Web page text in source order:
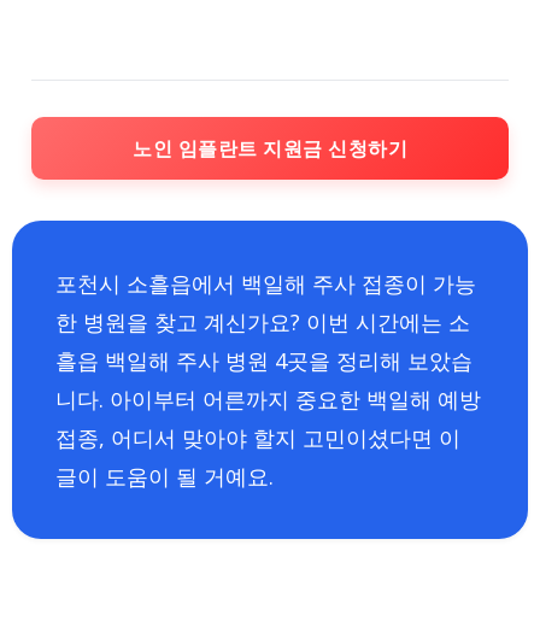
노인 임플란트 지원금 신청하기
포천시 소흘읍에서 백일해 주사 접종이 가능
한 병원을 찾고 계신가요? 이번 시간에는 소
흘읍 백일해 주사 병원 4곳을 정리해 보았습
니다. 아이부터 어른까지 중요한 백일해 예방
접종, 어디서 맞아야 할지 고민이셨다면 이
글이 도움이 될 거예요.